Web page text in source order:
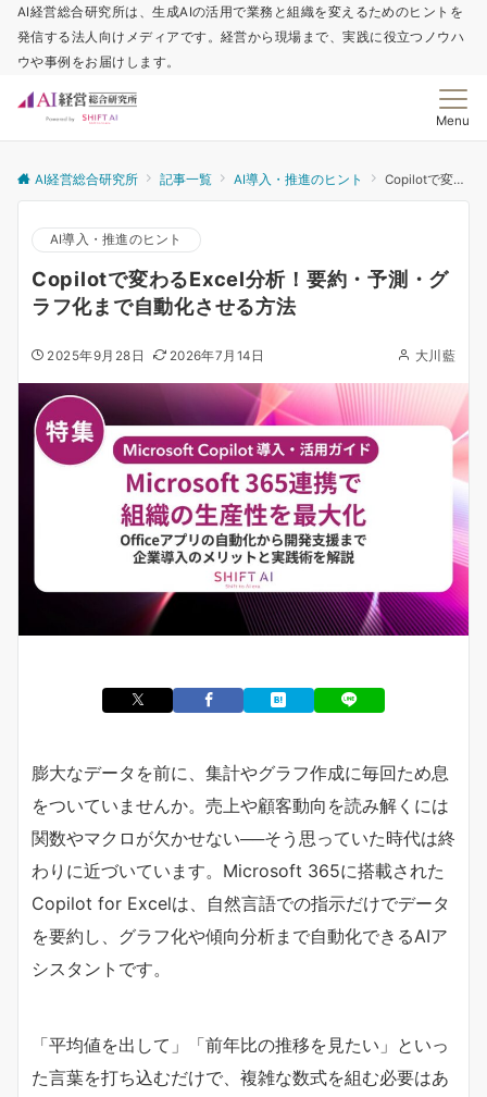
AI経営総合研究所は、生成AIの活用で業務と組織を変えるためのヒントを
発信する法人向けメディアです。経営から現場まで、実践に役立つノウハ
ウや事例をお届けします。
Menu
AI経営総合研究所 記事一覧 AI導入・推進のヒント Copilotで変わるExcel分析！要約・予測・グラフ化まで自動化させる方法
AI導入・推進のヒント
Copilotで変わるExcel分析！要約・予測・グ
ラフ化まで自動化させる方法
2025年9月28日 2026年7月14日 大川藍
膨大なデータを前に、集計やグラフ作成に毎回ため息
をついていませんか。売上や顧客動向を読み解くには
関数やマクロが欠かせない──そう思っていた時代は終
わりに近づいています。Microsoft 365に搭載された
Copilot for Excelは、自然言語での指示だけでデータ
を要約し、グラフ化や傾向分析まで自動化できるAIア
シスタントです。
「平均値を出して」「前年比の推移を見たい」といっ
た言葉を打ち込むだけで、複雑な数式を組む必要はあ